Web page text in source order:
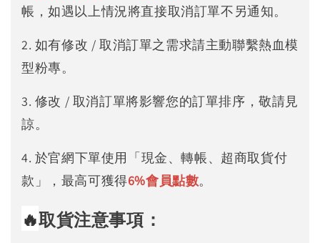
帳，如遇以上情況將直接取消訂單不另通知。
2. 如有修改 / 取消訂單之需求請主動聯繫熱血模
型粉專。
3. 修改 / 取消訂單將影響您的訂單排序，敬請見
諒。
4. 於官網下單使用「現金、轉帳、超商取貨付
款」，最高可獲得6%會員點數。
🔥取貨注意事項：